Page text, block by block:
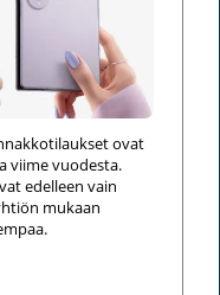
ovat
viime vuodesta.
edelleen vain
mukaan